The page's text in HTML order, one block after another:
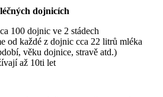
dojnicích
100 dojnic ve 2 stádech
od každé z dojnic cca 22 litrů mléka
věku dojnice, stravě atd.)
až 10ti let